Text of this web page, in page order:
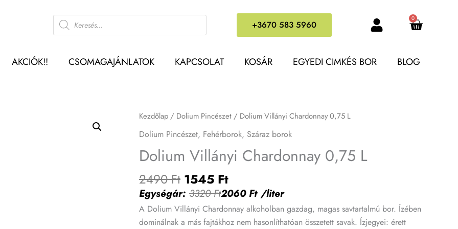
Products
search +3670 583 5960
0
Kosár
AKCIÓK!! CSOMAGAJÁNLATOK KAPCSOLAT KOSÁR EGYEDI CIMKÉS BOR BLOG
Kezdőlap / Dolium Pincészet / Dolium Villányi Chardonnay 0,75 L
Dolium Pincészet, Fehérborok, Száraz borok
Dolium Villányi Chardonnay 0,75 L
2490Ft
Original
price
was:
2490 Ft.
1545 Ft
Current
price
is:
1545 Ft.
Egységár: 3320Ft2060 Ft /liter
A Dolium Villányi Chardonnay alkoholban gazdag, magas savtartalmú bor. Ízében
dominálnak a más fajtákhoz nem hasonlíthatóan összetett savak. Ízjegyei: érett
Dolium
0,75